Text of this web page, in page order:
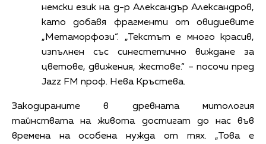
немски език на д-р Александър Александров,
като добавя фрагменти от овидиевите
„Метаморфози“. „Текстът е много красив,
изпълнен със синестетично виждане за
цветове, движения, жестове.“ – посочи пред
Jazz FM проф. Нева Кръстева.
Закодираните в древната митология
тайнствата на живота достигат до нас във
времена на особена нужда от тях. „Това е